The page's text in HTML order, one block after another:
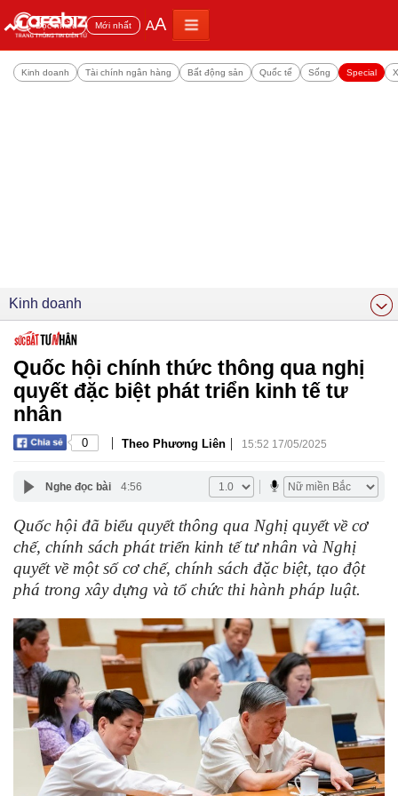
Đọc nhiều Mới nhất AA
Kinh doanh Tài chính ngân hàng Bất động sản Quốc tế Sống Special
Kinh doanh
Quốc hội chính thức thông qua nghị
quyết đặc biệt phát triển kinh tế tư
nhân
0 | Theo Phương Liên | 15:52 17/05/2025
Nghe đọc bài 4:56
Quốc hội đã biểu quyết thông qua Nghị quyết về cơ
chế, chính sách phát triển kinh tế tư nhân và Nghị
quyết về một số cơ chế, chính sách đặc biệt, tạo đột
phá trong xây dựng và tổ chức thi hành pháp luật.